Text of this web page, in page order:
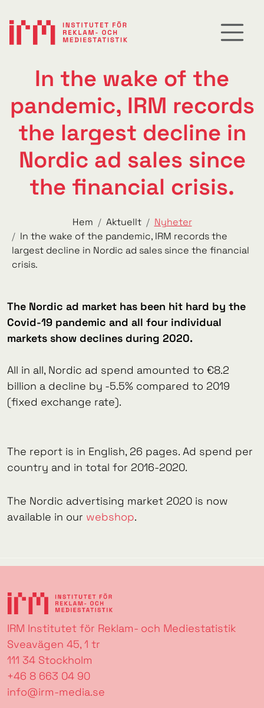
In the wake of the
pandemic, IRM records
the largest decline in
Nordic ad sales since
the financial crisis.
Hem Aktuellt
Nyheter
In the wake of the pandemic, IRM records the
largest decline in Nordic ad sales since the financial
crisis.
The Nordic ad market has been hit hard by the
Covid-19 pandemic and all four individual
markets show declines during 2020.
All in all, Nordic ad spend amounted to €8.2
billion a decline by -5.5% compared to 2019
(fixed exchange rate).
The report is in English, 26 pages. Ad spend per
country and in total for 2016-2020.
The Nordic advertising market 2020 is now
available in our webshop.
IRM Institutet för Reklam- och Mediestatistik
Sveavägen 45, 1 tr
111 34 Stockholm
+46 8 663 04 90
info@irm-media.se